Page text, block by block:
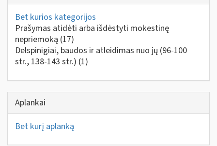
Bet kurios kategorijos
Prašymas atidėti arba išdėstyti mokestinę
nepriemoką (17)
Delspinigiai, baudos ir atleidimas nuo jų (96-100
str., 138-143 str.) (1)
Aplankai
Bet kurį aplanką